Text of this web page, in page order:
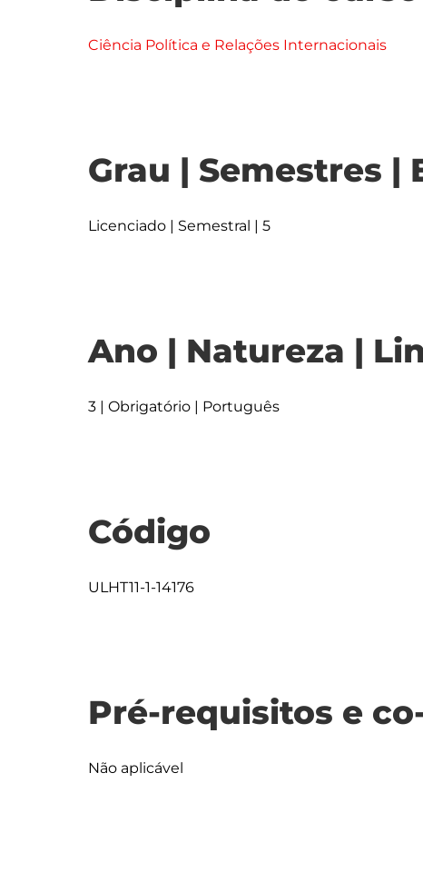
Ciência Política e Relações Internacionais
Grau | Semestres |
Licenciado | Semestral | 5
Ano | Natureza |
3 | Obrigatório | Português
Código
ULHT11-1-14176
Pré-requisitos e
Não aplicável